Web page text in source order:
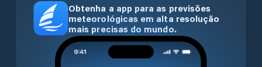
Obtenha a app para as previsões
meteorológicas em alta resolução
mais precisas do mundo.